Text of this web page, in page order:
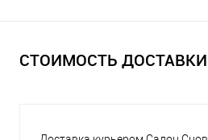
СТОИМОСТЬ ДОСТАВКИ